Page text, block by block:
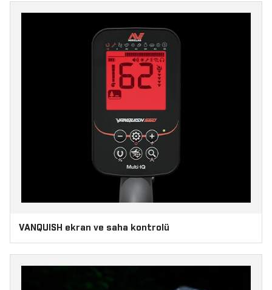
VANQUISH ekran ve saha kontrolü